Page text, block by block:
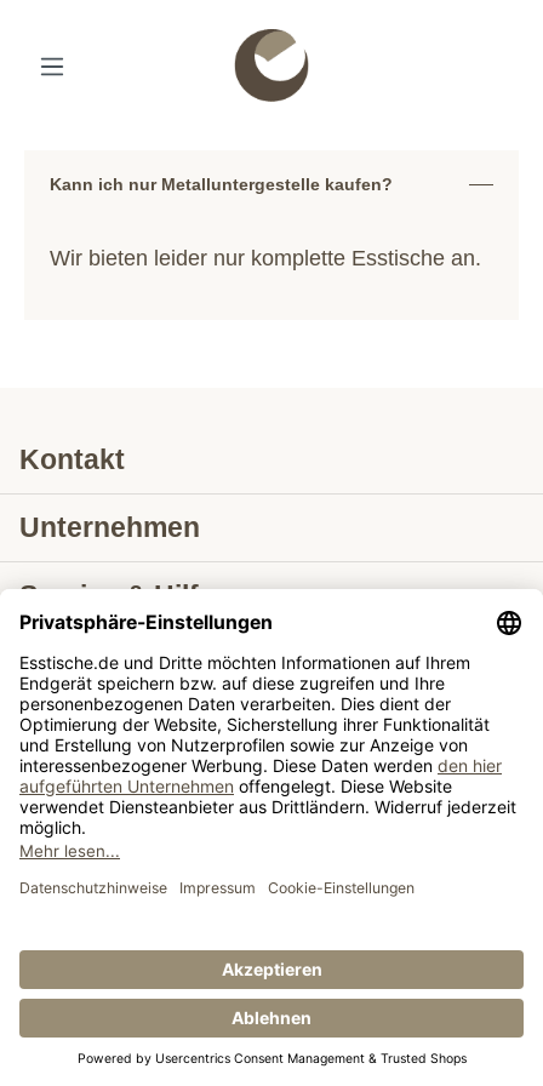
Kann ich nur Metalluntergestelle kaufen?
Wir bieten leider nur komplette Esstische an.
Kontakt
Unternehmen
Service & Hilfe
Lieferung nach
Tische ausziehbar
Tische
© Esstische.de GmbH & Co. KG 2026
Impressum
AGB Datenschutz Widerrufsrecht